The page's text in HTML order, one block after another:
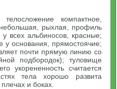
компактное,
рыхлая, профиль
у всех альбиносов, красные;
у основания, прямостоячие;
почти прямую линию со
подбородок); туловище
укорененность считается
тела хорошо развита
и боках.